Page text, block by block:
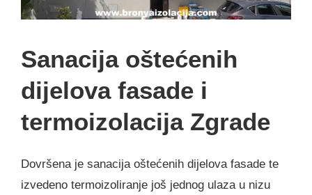
Sanacija oštećenih
dijelova fasade i
termoizolacija Zgrade
Dovršena je sanacija oštećenih dijelova fasade te
izvedeno termoizoliranje još jednog ulaza u nizu